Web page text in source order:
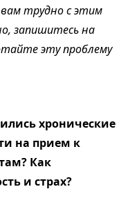
трудно с этим
запишитесь на
эту проблему
хронические
на прием к
Как
и страх?